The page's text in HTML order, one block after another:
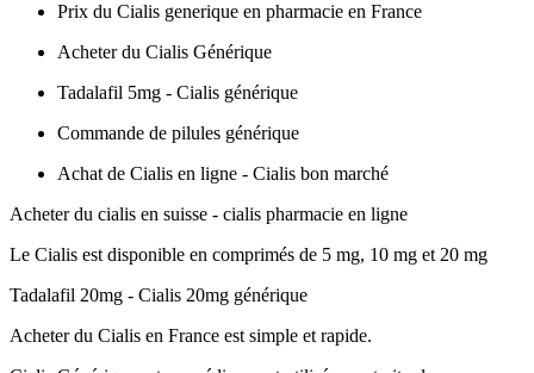
Prix du Cialis generique en pharmacie en France
Acheter du Cialis Générique
Tadalafil 5mg - Cialis générique
Commande de pilules générique
Achat de Cialis en ligne - Cialis bon marché
Acheter du cialis en suisse - cialis pharmacie en ligne
Le Cialis est disponible en comprimés de 5 mg, 10 mg et 20 mg
Tadalafil 20mg - Cialis 20mg générique
Acheter du Cialis en France est simple et rapide.